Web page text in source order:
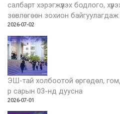
салбарт хэрэгжүүлэх бодлого,
зөвлөгөөн зохион
2026-07-02
ЭШ-тай холбоотой өргөдөл,
р сарын 03-нд дуусна
2026-07-01